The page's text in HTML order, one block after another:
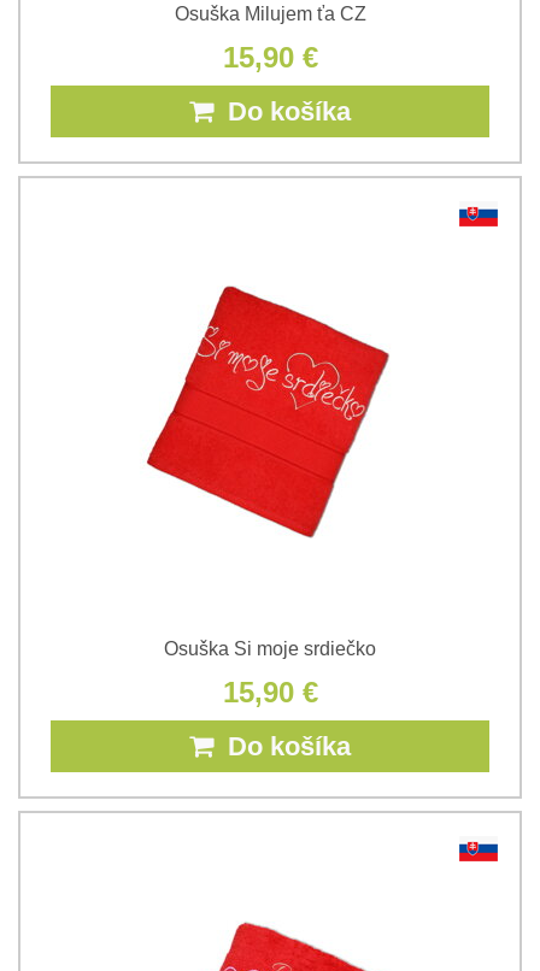
Osuška Milujem ťa CZ
15,90 €
Do košíka
Osuška Si moje srdiečko
15,90 €
Do košíka